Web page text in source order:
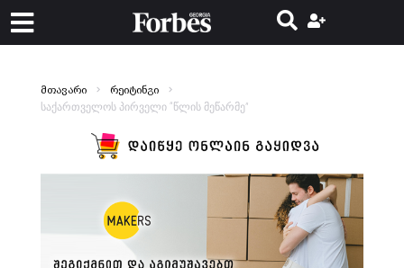
მთავარი რეიტინგი
საქართველოს პირველი “წლის მეწარმე”